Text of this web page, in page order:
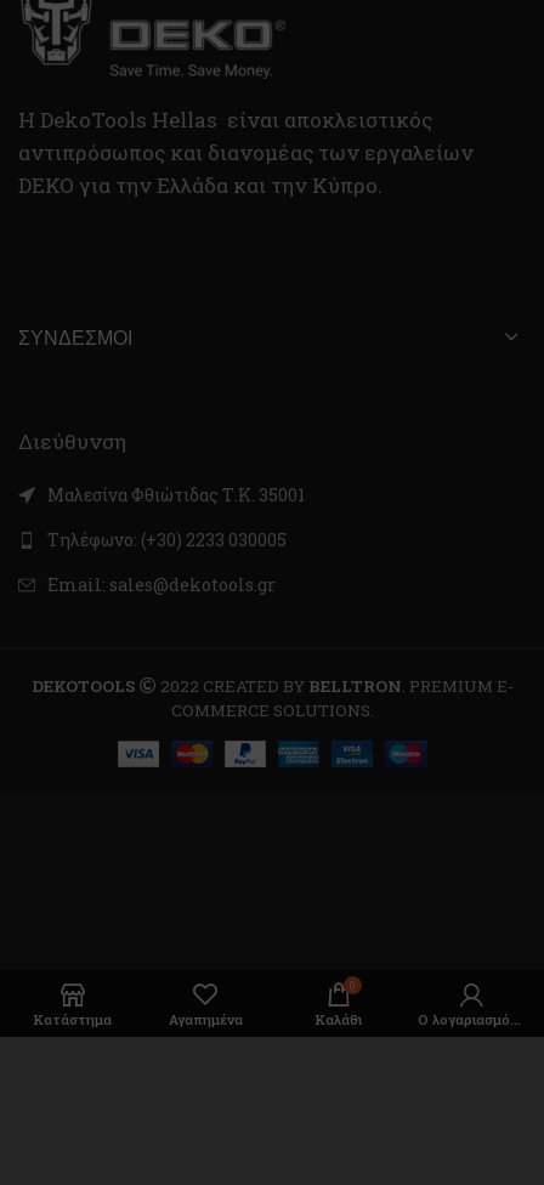
H DekoTools Hellas είναι αποκλειστικός
αντιπρόσωπος και διανομέας των εργαλείων
DEKO για την Ελλάδα και την Κύπρο.
ΣΎΝΔΕΣΜΟΙ
Διεύθυνση
Μαλεσίνα Φθιώτιδας Τ.Κ. 35001
Τηλέφωνο: (+30) 2233 030005
Email: sales@dekotools.gr
DEKOTOOLS 2022 CREATED BY BELLTRON. PREMIUM E-
COMMERCE SOLUTIONS.
Κατάστημα Αγαπημένα
0
Καλάθι Ο λογαριασμός μου